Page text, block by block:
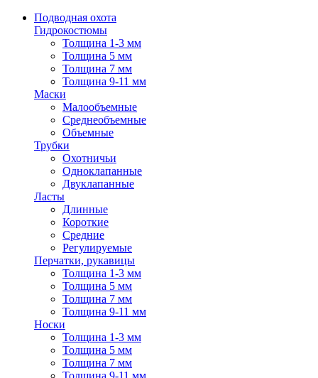
Подводная охота
Гидрокостюмы
Толщина 1-3 мм
Толщина 5 мм
Толщина 7 мм
Толщина 9-11 мм
Маски
Малообъемные
Среднеобъемные
Объемные
Трубки
Охотничьи
Одноклапанные
Двуклапанные
Ласты
Длинные
Короткие
Средние
Регулируемые
Перчатки, рукавицы
Толщина 1-3 мм
Толщина 5 мм
Толщина 7 мм
Толщина 9-11 мм
Носки
Толщина 1-3 мм
Толщина 5 мм
Толщина 7 мм
Толщина 9-11 мм